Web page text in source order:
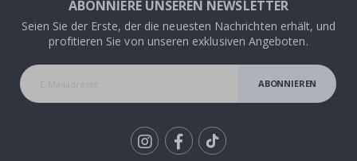
ABONNIERE UNSEREN NEWSLETTER
Seien Sie der Erste, der die neuesten Nachrichten erhält, und
profitieren Sie von unseren exklusiven Angeboten.
ABONNIEREN